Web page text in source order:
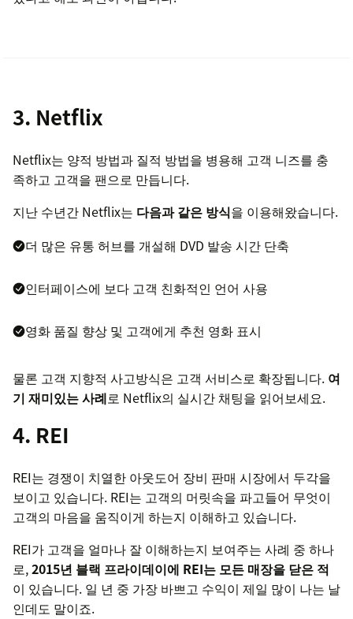
3. Netflix
Netflix는 양적 방법과 질적 방법을 병용해 고객 니즈를 충
족하고 고객을 팬으로 만듭니다.
지난 수년간 Netflix는 다음과 같은 방식을 이용해왔습니다.
더 많은 유통 허브를 개설해 DVD 발송 시간 단축
인터페이스에 보다 고객 친화적인 언어 사용
영화 품질 향상 및 고객에게 추천 영화 표시
물론 고객 지향적 사고방식은 고객 서비스로 확장됩니다. 여
기 재미있는 사례로 Netflix의 실시간 채팅을 읽어보세요.
4. REI
REI는 경쟁이 치열한 아웃도어 장비 판매 시장에서 두각을
보이고 있습니다. REI는 고객의 머릿속을 파고들어 무엇이
고객의 마음을 움직이게 하는지 이해하고 있습니다.
REI가 고객을 얼마나 잘 이해하는지 보여주는 사례 중 하나
로,2015년 블랙 프라이데이에 REI는 모든 매장을 닫은 적
이 있습니다. 일 년 중 가장 바쁘고 수익이 제일 많이 나는 날
인데도 말이죠.